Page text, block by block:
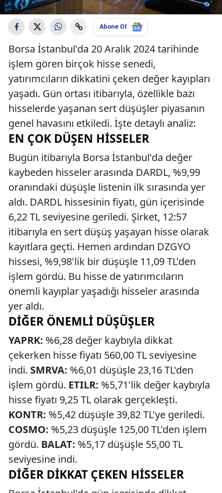
Abone Ol
Borsa İstanbul'da 20 Aralık 2024 tarihinde
işlem gören birçok hisse senedi,
yatırımcıların dikkatini çeken değer kayıpları
yaşadı. Gün ortası itibarıyla, özellikle bazı
hisselerde yaşanan sert düşüşler piyasanın
genel havasını etkiledi. İşte detaylı analiz:
EN ÇOK DÜŞEN HISSELER
Bugün itibarıyla Borsa İstanbul'da değer
kaybeden hisseler arasında DARDL, %9,99
oranındaki düşüşle listenin ilk sırasında yer
aldı. DARDL hissesinin fiyatı, gün içerisinde
6,22 TL seviyesine geriledi. Şirket, 12:57
itibarıyla en sert düşüş yaşayan hisse olarak
kayıtlara geçti. Hemen ardından DZGYO
hissesi, %9,98'lik bir düşüşle 11,09 TL'den
işlem gördü. Bu hisse de yatırımcıların
önemli kayıplar yaşadığı hisseler arasında
yer aldı.
DIĞER ÖNEMLI DÜŞÜŞLER
YAPRK: %6,28 değer kaybıyla dikkat
çekerken hisse fiyatı 560,00 TL seviyesine
indi. SMRVA: %6,01 düşüşle 23,16 TL'den
işlem gördü. ETILR: %5,71'lik değer kaybıyla
hisse fiyatı 9,25 TL olarak gerçekleşti.
KONTR: %5,42 düşüşle 39,82 TL'ye geriledi.
COSMO: %5,23 düşüşle 125,00 TL'den işlem
gördü. BALAT: %5,17 düşüşle 55,00 TL
seviyesine indi.
DIĞER DIKKAT ÇEKEN HISSELER